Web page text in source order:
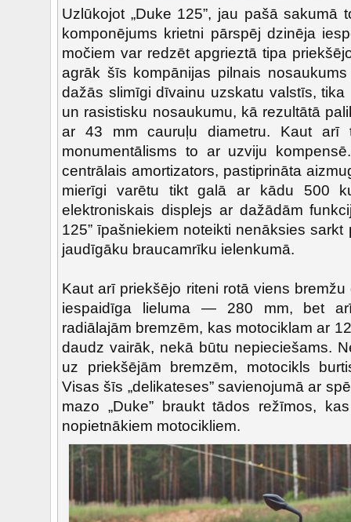
Uzlūkojot „Duke 125”, jau pašā sakumā
komponējums krietni pārspēj dzinēja
močiem var redzēt apgrieztā tipa
agrāk šīs kompānijas pilnais nosaukums
dažās slimīgi dīvainu uzskatu valstīs,
un rasistisku nosaukumu, kā rezultātā
ar 43 mm cauruļu diametru. Kaut arī
monumentālisms to ar uzviju
centrālais amortizators, pastiprināta
mierīgi varētu tikt galā ar kādu 500
elektroniskais displejs ar dažādām
125” īpašniekiem noteikti nenāksies
jaudīgāku braucamrīku ielenkumā.
Kaut arī priekšējo riteni rotā viens
iespaidīga lieluma — 280 mm, bet
radiālajām bremzēm, kas motociklam ar
daudz vairāk, nekā būtu nepieciešams.
uz priekšējām bremzēm, motocikls
Visas šīs „delikateses” savienojumā ar
mazo „Duke” braukt tādos režīmos,
nopietnākiem motocikliem.